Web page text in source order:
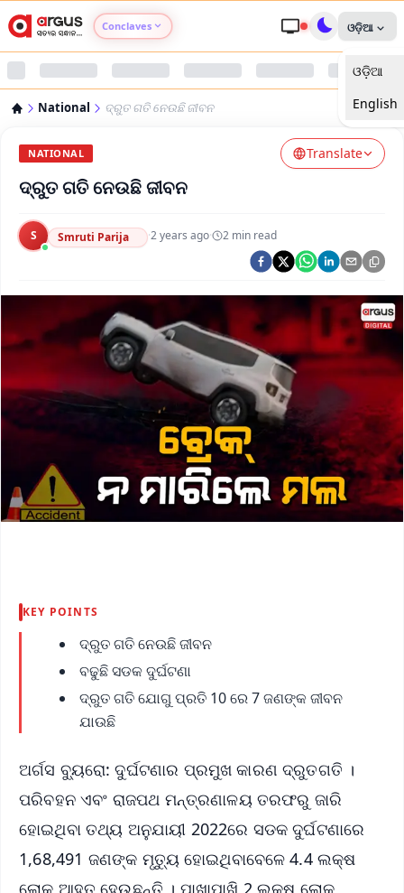
Conclaves
Argus Swaad Odisha
Argus Chalo Dekhein Apna Desh
ଓଡ଼ିଆ
ଓଡ଼ିଆ
English
National ଦ୍ରୁତ ଗତି ନେଉଛି ଜୀବନ
NATIONAL Translate
ଦ୍ରୁତ ଗତି ନେଉଛି ଜୀବନ
S Smruti Parija ·2 years ago· 2 min read
KEY POINTS
ଦ୍ରୁତ ଗତି ନେଉଛି ଜୀବନ
ବଢୁଛି ସଡକ ଦୁର୍ଘଟଣା
ଦ୍ରୁତ ଗତି ଯୋଗୁ ପ୍ରତି 10 ରେ 7 ଜଣଙ୍କ ଜୀବନ
ଯାଉଛି
ଅର୍ଗସ ବ୍ୟୁରୋ: ଦୁର୍ଘଟଣାର ପ୍ରମୁଖ କାରଣ ଦ୍ରୁତଗତି ।
ପରିବହନ ଏବଂ ରାଜପଥ ମନ୍ତ୍ରଣାଳୟ ତରଫରୁ ଜାରି
ହୋଇଥିବା ତଥ୍ୟ ଅନୁଯାୟୀ 2022ରେ ସଡକ ଦୁର୍ଘଟଣାରେ
1,68,491 ଜଣଙ୍କ ମୃତ୍ୟୁ ହୋଇଥିବାବେଳେ 4.4 ଲକ୍ଷ
ଲୋକ ଆହତ ହେଉଛନ୍ତି । ପାଖାପାଖି 2 ଲକ୍ଷ ଲୋକ